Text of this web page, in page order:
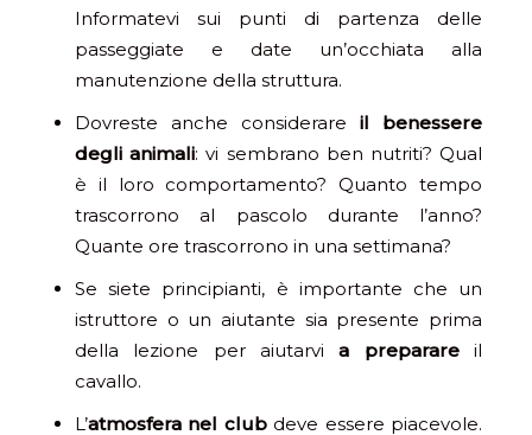
Informatevi sui punti di partenza delle
passeggiate e date un’occhiata alla
manutenzione della struttura.
Dovreste anche considerare il benessere
degli animali: vi sembrano ben nutriti? Qual
è il loro comportamento? Quanto tempo
trascorrono al pascolo durante l’anno?
Quante ore trascorrono in una settimana?
Se siete principianti, è importante che un
istruttore o un aiutante sia presente prima
della lezione per aiutarvia preparareil
cavallo.
L’atmosfera nel clubdeve essere piacevole.